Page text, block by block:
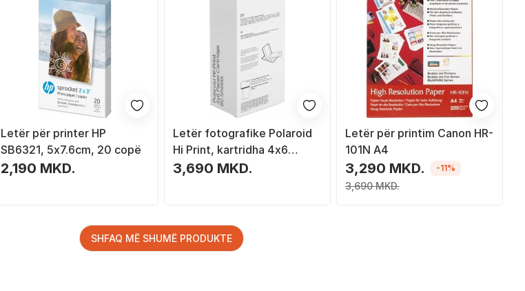
Letër për printer HP
SB6321, 5x7.6cm, 20 copë
2,190 MKD.
Letër fotografike Polaroid
Hi Print, kartridha 4x6
10x15cm, 80 fletë
3,690 MKD.
Letër për printim Canon HR-
101N A4
3,290 MKD.
3,690 MKD.
-11%
SHFAQ MË SHUMË PRODUKTE